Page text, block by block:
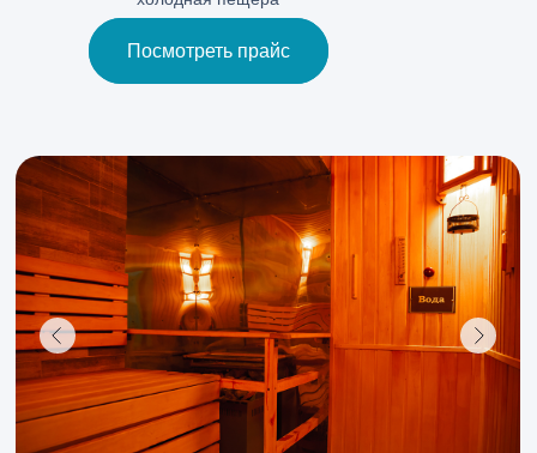
Посмотреть прайс
Посмотреть прайс